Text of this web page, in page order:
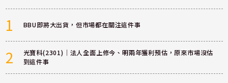
1 BBU即將大出貨，但市場都在關注這件事
2
光寶科(2301)｜法人全面上修今、明兩年獲利預估，原來市場沒估
到這件事